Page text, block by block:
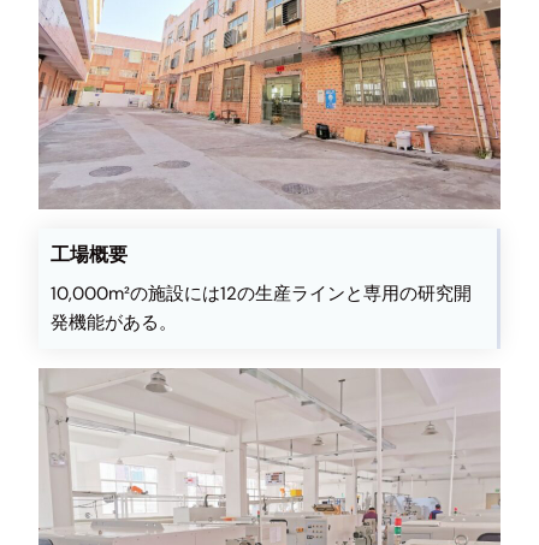
工場概要
10,000m²の施設には12の生産ラインと専用の研究開
発機能がある。